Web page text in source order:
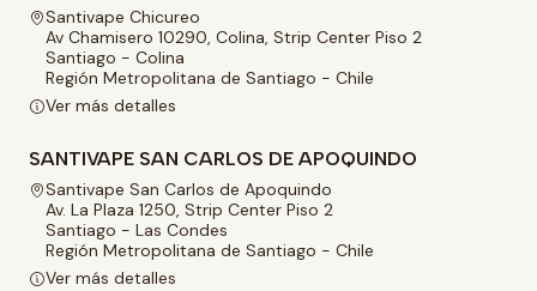
Santivape Chicureo
Av Chamisero 10290, Colina, Strip Center Piso 2
Santiago - Colina
Región Metropolitana de Santiago - Chile
Ver más detalles
SANTIVAPE SAN CARLOS DE APOQUINDO
Santivape San Carlos de Apoquindo
Av. La Plaza 1250, Strip Center Piso 2
Santiago - Las Condes
Región Metropolitana de Santiago - Chile
Ver más detalles